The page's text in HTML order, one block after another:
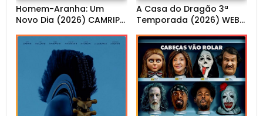
Homem-Aranha: Um
Novo Dia (2026) CAMRIP
A Casa do Dragão 3ª
Temporada (2026) WEB-